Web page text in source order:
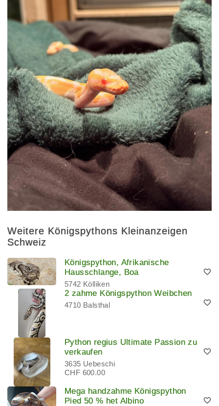
Weitere Königspythons Kleinanzeigen
Schweiz
Königspython, Afrikanische
Hausschlange, Boa
5742 Kölliken
2 zahme Königspython Weibchen
4710 Balsthal
Python regius Ultimate Passion zu
verkaufen
3635 Uebeschi
CHF 600.00
Mega handzahme Königspython
Pied 50 % het Albino